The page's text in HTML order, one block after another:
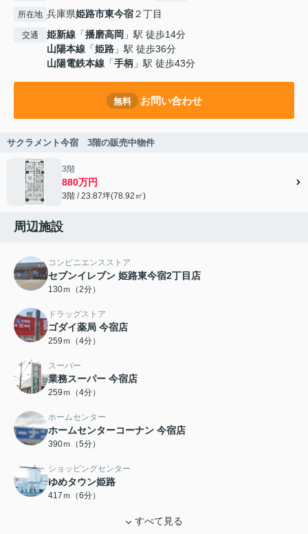
所在地 兵庫県姫路市東今宿２丁目
交通 姫新線 「播磨高岡 」駅 徒歩14分
山陽本線 「姫路 」駅 徒歩36分
山陽電鉄本線 「手柄 」駅 徒歩43分
無料 お問い合わせ
サクラメント今宿 3階の販売中物件
3階
880万円
3階 / 23.87坪(78.92㎡)
周辺施設
コンビニエンスストア
セブンイレブン 姫路東今宿2丁目店
130ｍ（2分）
ドラッグストア
ゴダイ薬局 今宿店
259ｍ（4分）
スーパー
業務スーパー 今宿店
259ｍ（4分）
ホームセンター
ホームセンターコーナン 今宿店
390ｍ（5分）
ショッピングセンター
ゆめタウン姫路
417ｍ（6分）
すべて見る